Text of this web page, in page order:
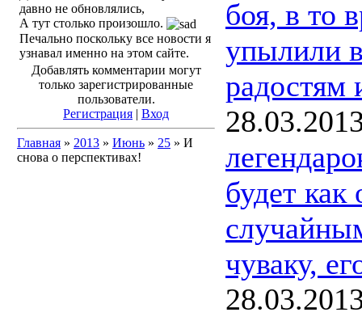
давно не обновлялись,
А тут столько произошло.
Печально поскольку все новости я
узнавал именно на этом сайте.
Добавлять комментарии могут
только зарегистрированные
пользователи.
Регистрация | Вход
Главная » 2013 » Июнь » 25 » И
снова о перспективах!
боя, в то
упылили
радостям
будет
чуваку,